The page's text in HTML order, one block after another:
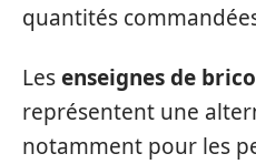
quantités
Lesenseignes de
représentent une
notamment pour les